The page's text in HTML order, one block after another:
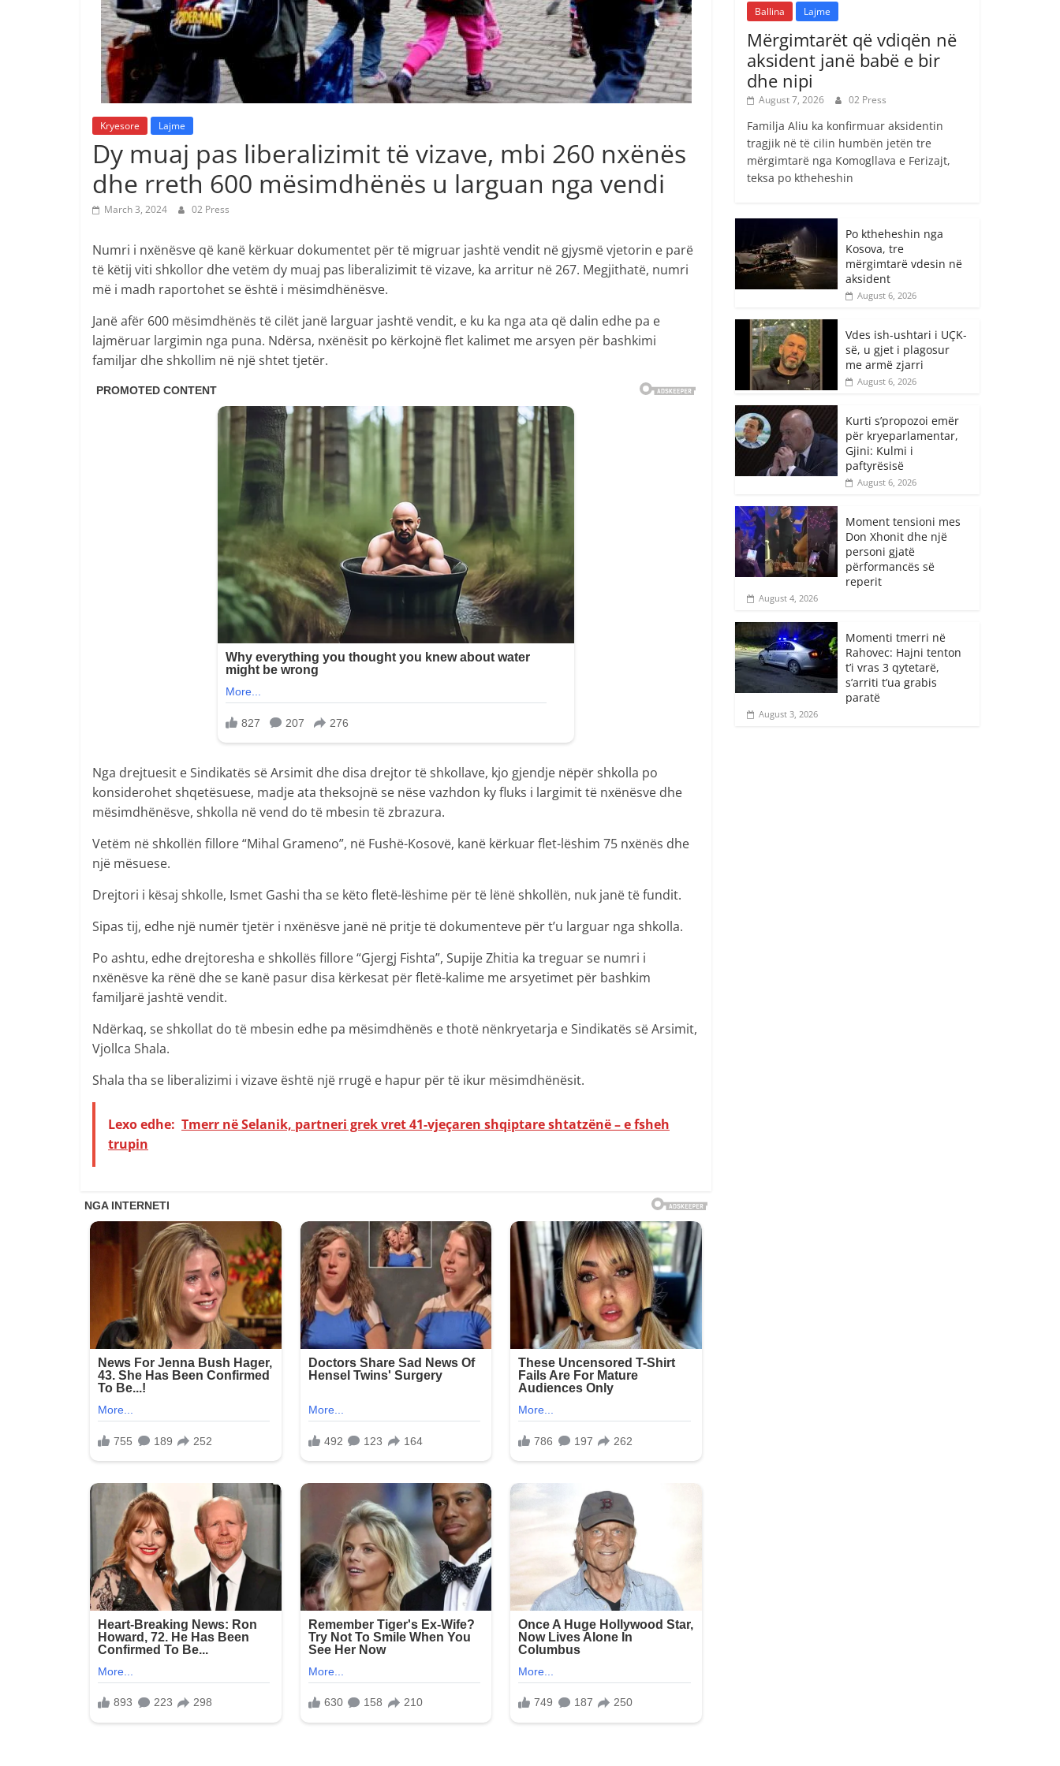
Kryesore Lajme
Dy muaj pas liberalizimit të vizave, mbi 260 nxënës
dhe rreth 600 mësimdhënës u larguan nga vendi
March 3, 2024 02 Press
Numri i nxënësve që kanë kërkuar dokumentet për të migruar jashtë vendit në gjysmë vjetorin e parë
të këtij viti shkollor dhe vetëm dy muaj pas liberalizimit të vizave, ka arritur në 267. Megjithatë, numri
më i madh raportohet se është i mësimdhënësve.
Janë afër 600 mësimdhënës të cilët janë larguar jashtë vendit, e ku ka nga ata që dalin edhe pa e
lajmëruar largimin nga puna. Ndërsa, nxënësit po kërkojnë flet kalimet me arsyen për bashkimi
familjar dhe shkollim në një shtet tjetër.
Nga drejtuesit e Sindikatës së Arsimit dhe disa drejtor të shkollave, kjo gjendje nëpër shkolla po
konsiderohet shqetësuese, madje ata theksojnë se nëse vazhdon ky fluks i largimit të nxënësve dhe
mësimdhënësve, shkolla në vend do të mbesin të zbrazura.
Vetëm në shkollën fillore “Mihal Grameno”, në Fushë-Kosovë, kanë kërkuar flet-lëshim 75 nxënës dhe
një mësuese.
Drejtori i kësaj shkolle, Ismet Gashi tha se këto fletë-lëshime për të lënë shkollën, nuk janë të fundit.
Sipas tij, edhe një numër tjetër i nxënësve janë në pritje të dokumenteve për t’u larguar nga shkolla.
Po ashtu, edhe drejtoresha e shkollës fillore “Gjergj Fishta”, Supije Zhitia ka treguar se numri i
nxënësve ka rënë dhe se kanë pasur disa kërkesat për fletë-kalime me arsyetimet për bashkim
familjarë jashtë vendit.
Ndërkaq, se shkollat do të mbesin edhe pa mësimdhënës e thotë nënkryetarja e Sindikatës së Arsimit,
Vjollca Shala.
Shala tha se liberalizimi i vizave është një rrugë e hapur për të ikur mësimdhënësit.
Lexo edhe: Tmerr në Selanik, partneri grek vret 41-vjeçaren shqiptare shtatzënë – e fsheh
trupin
Ballina Lajme
Mërgimtarët që vdiqën në
aksident janë babë e bir
dhe nipi
August 7, 2026 02 Press
Familja Aliu ka konfirmuar aksidentin
tragjik në të cilin humbën jetën tre
mërgimtarë nga Komogllava e Ferizajt,
teksa po ktheheshin
Po ktheheshin nga
Kosova, tre
mërgimtarë vdesin në
aksident
August 6, 2026
Vdes ish-ushtari i UÇK-
së, u gjet i plagosur
me armë zjarri
August 6, 2026
Kurti s’propozoi emër
për kryeparlamentar,
Gjini: Kulmi i
paftyrësisë
August 6, 2026
Moment tensioni mes
Don Xhonit dhe një
personi gjatë
përformancës së
reperit
August 4, 2026
Momenti tmerri në
Rahovec: Hajni tenton
t’i vras 3 qytetarë,
s’arriti t’ua grabis
paratë
August 3, 2026